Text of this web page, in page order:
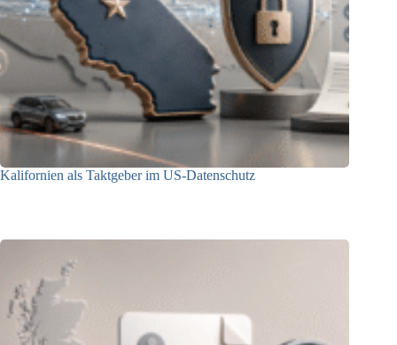
Kalifornien als Taktgeber im US-Datenschutz